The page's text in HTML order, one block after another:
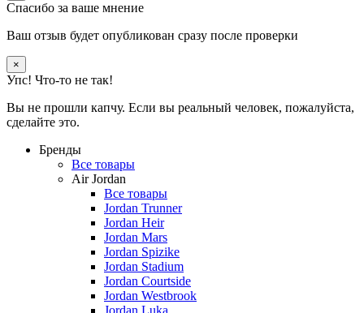
Спасибо за ваше мнение
Ваш отзыв будет опубликован сразу после проверки
×
Упс! Что-то не так!
Вы не прошли капчу. Если вы реальный человек, пожалуйста,
сделайте это.
Бренды
Все товары
Air Jordan
Все товары
Jordan Trunner
Jordan Heir
Jordan Mars
Jordan Spizike
Jordan Stadium
Jordan Courtside
Jordan Westbrook